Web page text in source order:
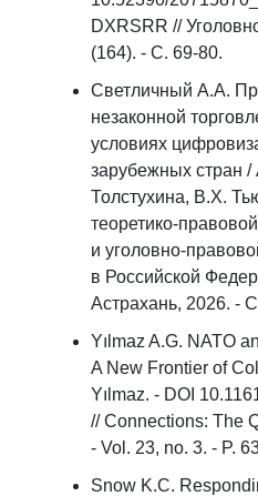
DXRSRR //
(164). - С. 69-80.
Светличный А.А.
незаконной
условиях
зарубежных стран
Толстухина, В.Х.
теоретико-
и уголовно-
в Российской
Астрахань, 2026. -
Yılmaz A.G. NATO
A New Frontier of
Yılmaz. - DOI
// Connections: The
- Vol. 23, no. 3. - P.
Snow K.C.